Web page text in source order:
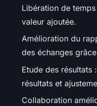
Libération de
valeur ajoutée.
Amélioration du
des échanges
Etude des résultats
résultats et
Collaboration